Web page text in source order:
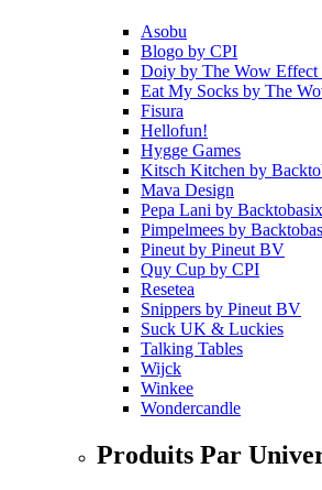
Asobu
Blogo by CPI
Doiy by The Wow Effect
Eat My Socks by The
Fisura
Hellofun!
Hygge Games
Kitsch Kitchen by
Mava Design
Pepa Lani by Backtobasix
Pimpelmees by
Pineut by Pineut BV
Quy Cup by CPI
Resetea
Snippers by Pineut BV
Suck UK & Luckies
Talking Tables
Wijck
Winkee
Wondercandle
Produits Par